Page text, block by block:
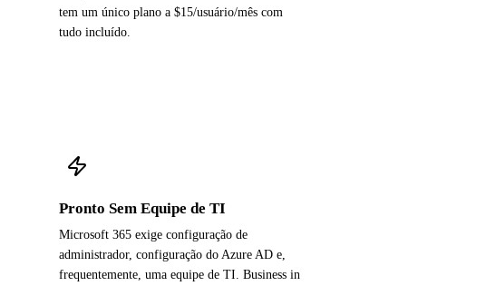
tem um único plano a $15/usuário/mês com
tudo incluído.
Pronto Sem Equipe de TI
Microsoft 365 exige configuração de
administrador, configuração do Azure AD e,
frequentemente, uma equipe de TI. Business in